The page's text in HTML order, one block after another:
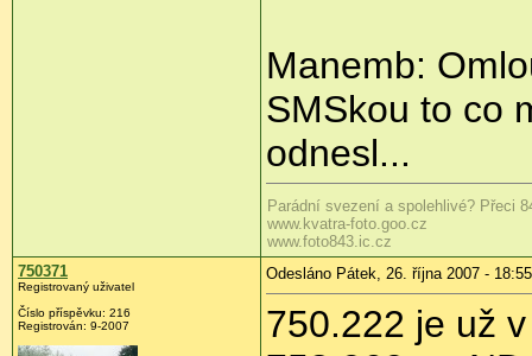
Manemb:
SMSkou to co
odnesl...
Parádní svezení a spolehlivé? Přeci
www.kvatra-foto.goo.cz
www.foto843.ic.cz
750371
Registrovaný uživatel
Číslo příspěvku: 216
Registrován: 9-2007
Odesláno Pátek, 26. října 2007 - 18:55
750.222 je už